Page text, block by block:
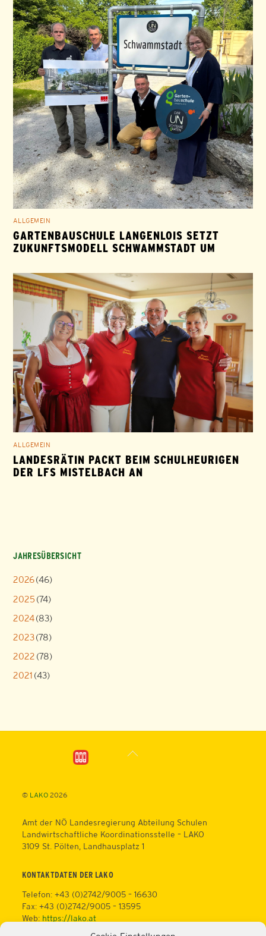
ALLGEMEIN
GARTENBAUSCHULE LANGENLOIS SETZT
ZUKUNFTSMODELL SCHWAMMSTADT UM
ALLGEMEIN
LANDESRÄTIN PACKT BEIM SCHULHEURIGEN
DER LFS MISTELBACH AN
JAHRESÜBERSICHT
2026(46)
2025 (74)
2024(83)
2023(78)
2022 (78)
2021 (43)
Back
© LAKO2026
Amt der NÖ Landesregierung Abteilung Schulen
Landwirtschaftliche Koordinationsstelle – LAKO
3109 St. Pölten, Landhausplatz 1
KONTAKTDATEN DER LAKO
Telefon: +43 (0)2742/9005 – 16630
Fax: +43 (0)2742/9005 – 13595
Web: https://lako.at